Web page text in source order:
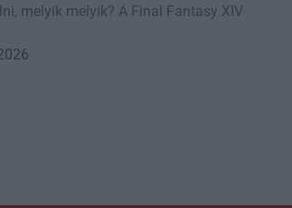
melyik melyik? A Final Fantasy XIV